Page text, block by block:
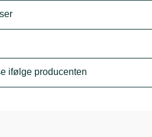
ifølge producenten